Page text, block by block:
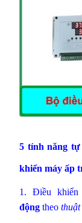
5 tính năng tự
khiển máy ấp
1. Điều khiển
động theo